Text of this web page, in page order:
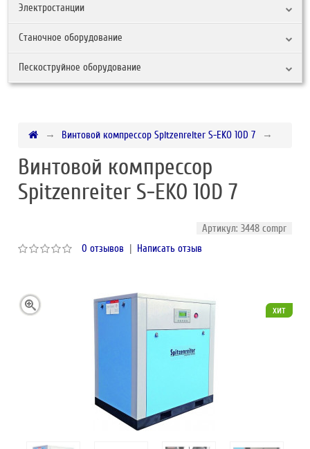
Электростанции
Станочное оборудование
Пескоструйное оборудование
Винтовой компрессор Spitzenreiter S-EKO 10D 7
Винтовой компрессор
Spitzenreiter S-EKO 10D 7
Артикул: 3448 compr
0 отзывов | Написать отзыв
хит